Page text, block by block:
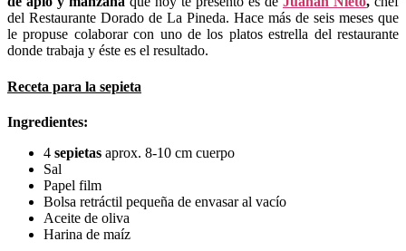
del Restaurante Dorado de La Pineda. Hace más de seis meses que
le propuse colaborar con uno de los platos estrella del restaurante
donde trabaja y éste es el resultado.
Receta para la sepieta
Ingredientes:
4 sepietas aprox. 8-10 cm cuerpo
Sal
Papel film
Bolsa retráctil pequeña de envasar al vacío
Aceite de oliva
Harina de maíz